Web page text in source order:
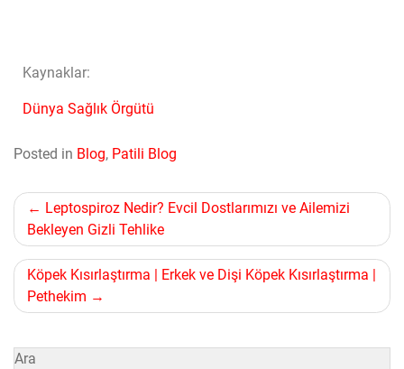
Kaynaklar:
Dünya Sağlık Örgütü
Posted in Blog, Patili Blog
Leptospiroz Nedir? Evcil Dostlarımızı ve Ailemizi
Bekleyen Gizli Tehlike
Köpek Kısırlaştırma | Erkek ve Dişi Köpek Kısırlaştırma |
Pethekim
Ara